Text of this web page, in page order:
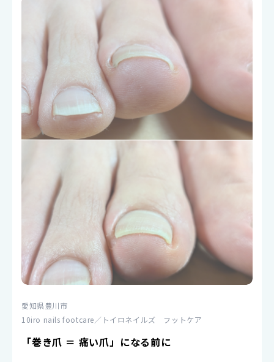
愛知県豊川市
10iro nails footcare／トイロネイルズ フットケア
「巻き爪 ＝ 痛い爪」になる前に